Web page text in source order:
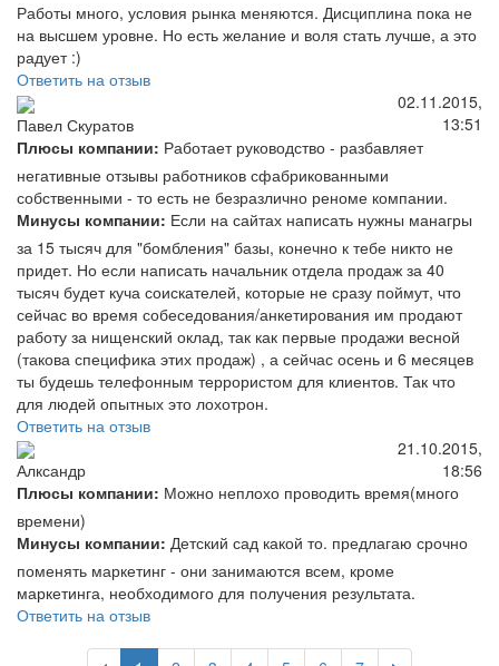
Работы много, условия рынка меняются. Дисциплина пока не
на высшем уровне. Но есть желание и воля стать лучше, а это
радует :)
Ответить на отзыв
Павел Скуратов
02.11.2015,
13:51
Плюсы компании: Работает руководство - разбавляет
негативные отзывы работников сфабрикованными
собственными - то есть не безразлично реноме компании.
Минусы компании: Если на сайтах написать нужны манагры
за 15 тысяч для "бомбления" базы, конечно к тебе никто не
придет. Но если написать начальник отдела продаж за 40
тысяч будет куча соискателей, которые не сразу поймут, что
сейчас во время собеседования/анкетирования им продают
работу за нищенский оклад, так как первые продажи весной
(такова специфика этих продаж) , а сейчас осень и 6 месяцев
ты будешь телефонным террористом для клиентов. Так что
для людей опытных это лохотрон.
Ответить на отзыв
Алксандр
21.10.2015,
18:56
Плюсы компании: Можно неплохо проводить время(много
времени)
Минусы компании: Детский сад какой то. предлагаю срочно
поменять маркетинг - они занимаются всем, кроме
маркетинга, необходимого для получения результата.
Ответить на отзыв